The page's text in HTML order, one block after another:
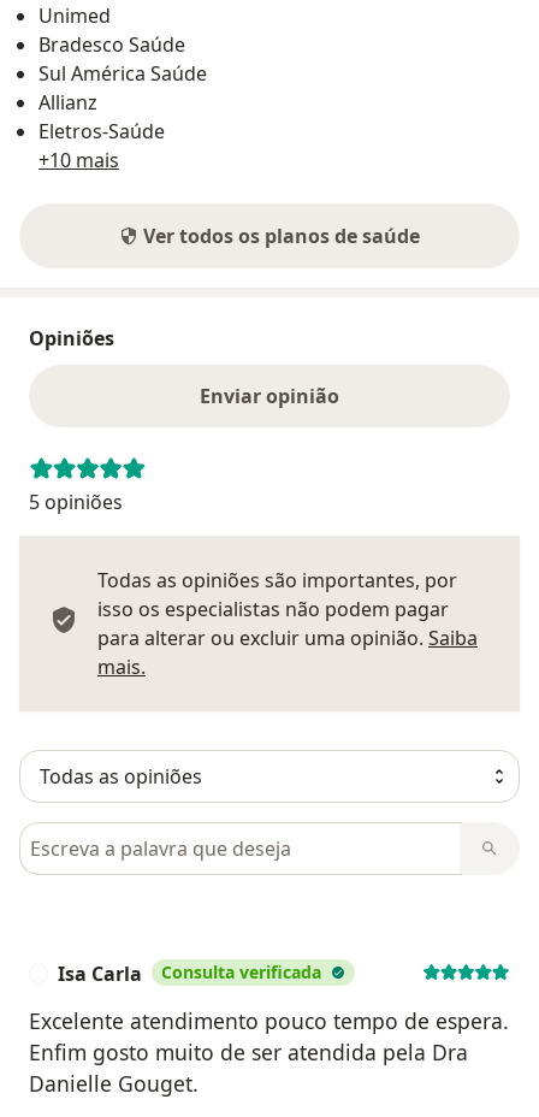
Unimed
Bradesco Saúde
Sul América Saúde
Allianz
Eletros-Saúde
+10 mais
Ver todos os planos de saúde
Opiniões
Enviar opinião
5 opiniões
Todas as opiniões são importantes, por
isso os especialistas não podem pagar
para alterar ou excluir uma opinião. Saiba
mais.
Pesquisar em opiniões
Isa Carla Consulta verificada
Excelente atendimento pouco tempo de espera.
Enfim gosto muito de ser atendida pela Dra
Danielle Gouget.